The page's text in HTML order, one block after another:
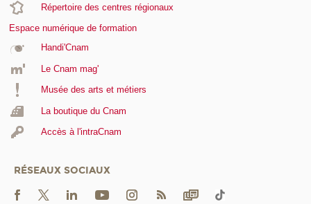
Répertoire des centres régionaux
Espace numérique de formation
Handi'Cnam
Le Cnam mag'
Musée des arts et métiers
La boutique du Cnam
Accès à l'intraCnam
RÉSEAUX SOCIAUX